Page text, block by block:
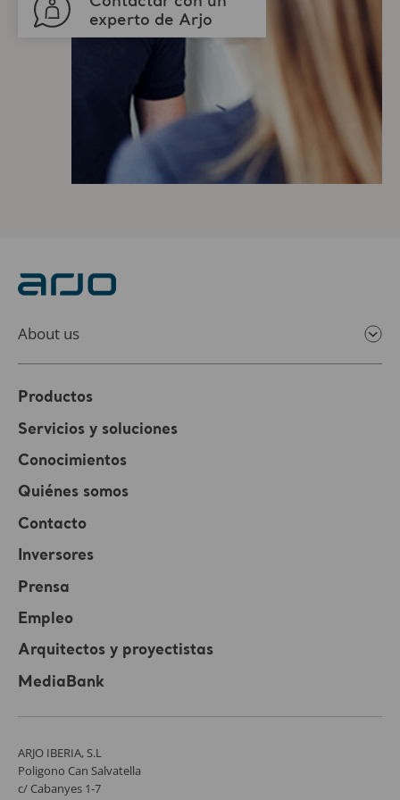
experto de Arjo
About us
Productos
Servicios y soluciones
Conocimientos
Quiénes somos
Contacto
Inversores
Prensa
Empleo
Arquitectos y proyectistas
MediaBank
ARJO IBERIA, S.L
Poligono Can Salvatella
c/ Cabanyes 1-7